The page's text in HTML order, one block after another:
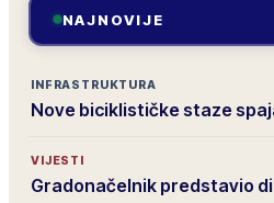
NAJNOVIJE
INFRASTRUKTURA
Nove biciklističke staze
VIJESTI
Gradonačelnik predstavio